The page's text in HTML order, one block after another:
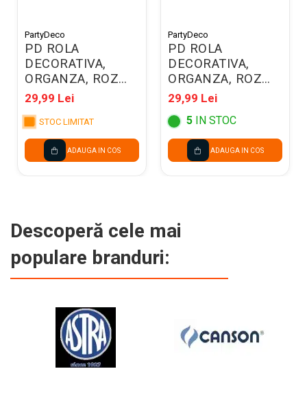
PartyDeco
PD ROLA
DECORATIVA,
ORGANZA, ROZ
PAL 0.36x9M ORP-
081B
29,99 Lei
STOC LIMITAT
ADAUGA IN COS
PartyDeco
PD ROLA
DECORATIVA,
ORGANZA, ROZ
DESCHIS 0.36x9M
ORP-081J
29,99 Lei
5 IN STOC
ADAUGA IN COS
Descoperă cele mai
populare branduri: